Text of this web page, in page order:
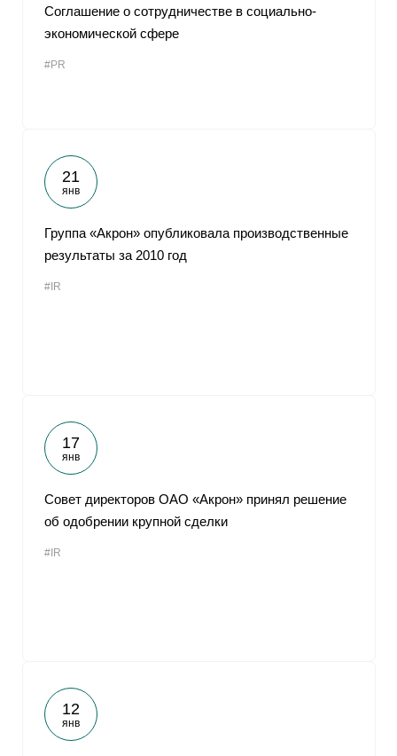
Соглашение о сотрудничестве в социально-
экономической сфере
#PR
21
янв
Группа «Акрон» опубликовала производственные
результаты за 2010 год
#IR
17
янв
Совет директоров ОАО «Акрон» принял решение
об одобрении крупной сделки
#IR
12
янв